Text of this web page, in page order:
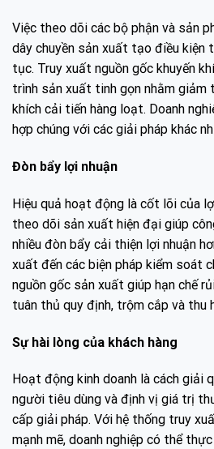
Việc theo dõi các bộ phận và sản
dây chuyền sản xuất tạo điều kiện
tục. Truy xuất nguồn gốc khuyến
trình sản xuất tinh gọn nhằm giảm
khích cải tiến hàng loạt. Doanh
hợp chúng với các giải pháp khác
Đòn bẩy lợi nhuận
Hiệu quả hoạt động là cốt lõi của
theo dõi sản xuất hiện đại giúp
nhiều đòn bẩy cải thiện lợi nhuận
xuất đến các biện pháp kiểm soát
nguồn gốc sản xuất giúp hạn chế
tuân thủ quy định, trộm cắp và thu
Sự hài lòng của khách hàng
Hoạt động kinh doanh là cách giải
người tiêu dùng và định vị giá trị
cấp giải pháp. Với hệ thống truy
mạnh mẽ, doanh nghiệp có thể